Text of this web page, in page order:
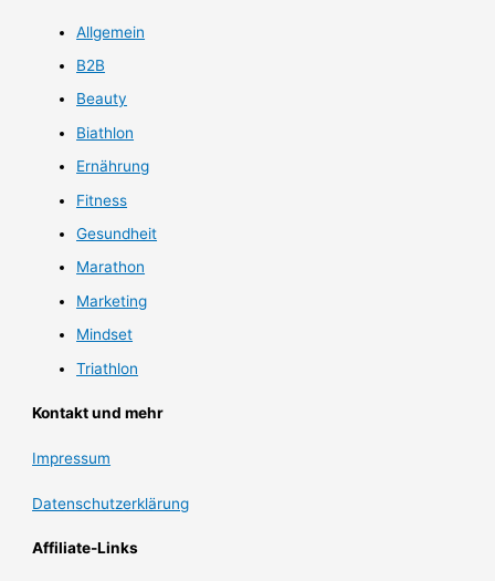
Allgemein
B2B
Beauty
Biathlon
Ernährung
Fitness
Gesundheit
Marathon
Marketing
Mindset
Triathlon
Kontakt und mehr
Impressum
Datenschutzerklärung
Affiliate-Links